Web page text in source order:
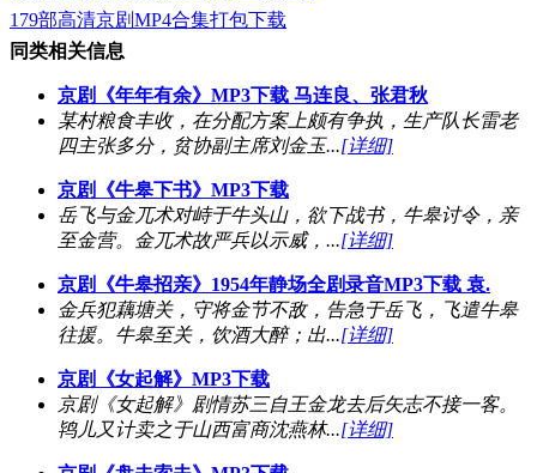
179部高清京剧MP4合集打包下载
同类相关信息
京剧《年年有余》MP3下载 马连良、张君秋
某村粮食丰收，在分配方案上颇有争执，生产队长雷老
四主张多分，贫协副主席刘金玉...[详细]
京剧《牛皋下书》MP3下载
岳飞与金兀术对峙于牛头山，欲下战书，牛皋讨令，亲
至金营。金兀术故严兵以示威，...[详细]
京剧《牛皋招亲》1954年静场全剧录音MP3下载 袁.
金兵犯藕塘关，守将金节不敌，告急于岳飞，飞遣牛皋
往援。牛皋至关，饮酒大醉；出...[详细]
京剧《女起解》MP3下载
京剧《女起解》剧情苏三自王金龙去后矢志不接一客。
鸨儿又计卖之于山西富商沈燕林...[详细]